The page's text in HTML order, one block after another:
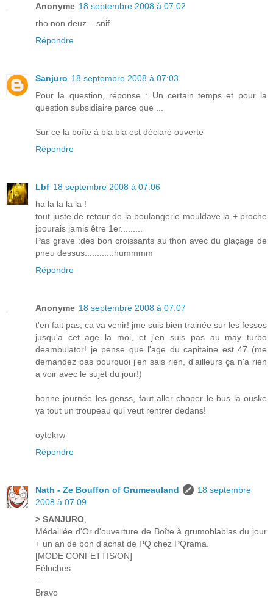
Anonyme 18 septembre 2008 à 07:02
rho non deuz... snif
Répondre
Sanjuro 18 septembre 2008 à 07:03
Pour la question, réponse : Un certain temps et pour la
question subsidiaire parce que ...
Sur ce la boîte à bla bla est déclaré ouverte
Répondre
Lbf 18 septembre 2008 à 07:06
ha la la la la !
tout juste de retour de la boulangerie mouldave la + proche
jpourais jamis être 1er.........
Pas grave :des bon croissants au thon avec du glaçage de
pneu dessus............hummmm
Répondre
Anonyme 18 septembre 2008 à 07:07
t'en fait pas, ca va venir! jme suis bien trainée sur les fesses
jusqu'a cet age la moi, et j'en suis pas au may turbo
deambulator! je pense que l'age du capitaine est 47 (me
demandez pas pourquoi j'en sais rien, d'ailleurs ça n'a rien
a voir avec le sujet du jour!)
bonne journée les genss, faut aller choper le bus la ouske
ya tout un troupeau qui veut rentrer dedans!
oytekrw
Répondre
Nath - Ze Bouffon of Grumeauland
18 septembre
2008 à 07:09
> SANJURO
Médaillée d'Or d'ouverture de Boîte à grumoblablas du jour
+ un an de bon d'achat de PQ chez PQrama.
[MODE CONFETTIS/ON]
Féloches
Bravo